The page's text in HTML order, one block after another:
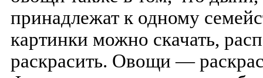
принадлежат к одному
картинки можно скачать,
раскрасить. Овощи —